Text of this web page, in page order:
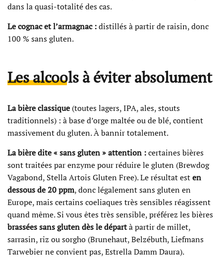
dans la quasi-totalité des cas.
Le cognac et l’armagnac :distillés à partir de raisin, donc
100 % sans gluten.
Les alcools à éviter absolument
La bière classique (toutes lagers, IPA, ales, stouts
traditionnels) : à base d’orge maltée ou de blé, contient
massivement du gluten. À bannir totalement.
La bière dite « sans gluten » attention :certaines bières
sont traitées par enzyme pour réduire le gluten (Brewdog
Vagabond, Stella Artois Gluten Free). Le résultat esten
dessous de 20 ppm, donc légalement sans gluten en
Europe, mais certains coeliaques très sensibles réagissent
quand même. Si vous êtes très sensible, préférez les bières
brassées sans gluten dès le départà partir de millet,
sarrasin, riz ou sorgho (Brunehaut, Belzébuth, Liefmans
Tarwebier ne convient pas, Estrella Damm Daura).